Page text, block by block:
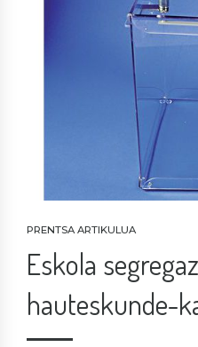
PRENTSA ARTIKULUA
Eskola
hauteskunde-